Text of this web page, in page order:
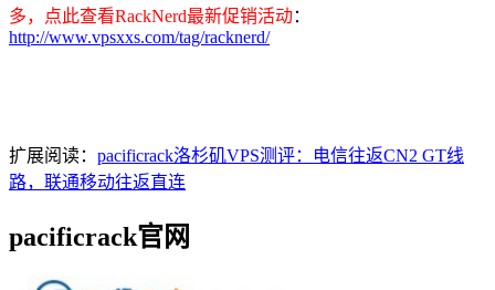
多，点此查看RackNerd最新促销活动：
http://www.vpsxxs.com/tag/racknerd/
扩展阅读： pacificrack洛杉矶VPS测评：电信往返CN2 GT线
路，联通移动往返直连
pacificrack官网